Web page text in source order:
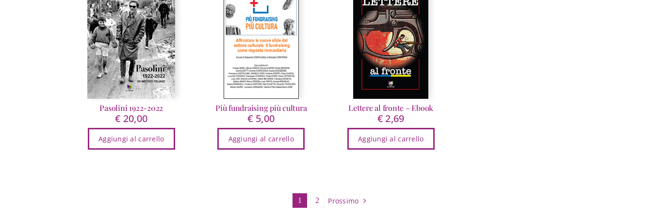
Le
opzioni
possono
essere
scelte
nella
pagina
del
prodotto
Pasolini 1922-2022
€ 20,00
Aggiungi al carrello
Più fundraising più cultura
€ 5,00
Aggiungi al carrello
Lettere al fronte – Ebook
€ 2,69
Aggiungi al carrello
1 2 Prossimo